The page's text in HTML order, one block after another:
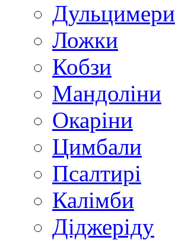
Дульцимери
Ложки
Кобзи
Мандоліни
Окаріни
Цимбали
Псалтирі
Калімби
Діджеріду